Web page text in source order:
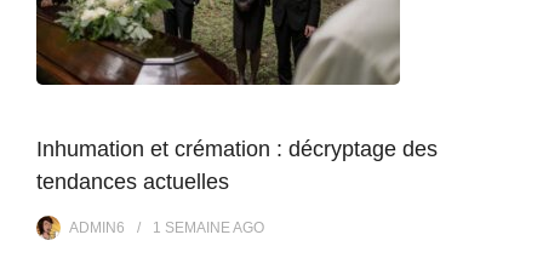
Inhumation et crémation : décryptage des
tendances actuelles
ADMIN6 1 SEMAINE AGO